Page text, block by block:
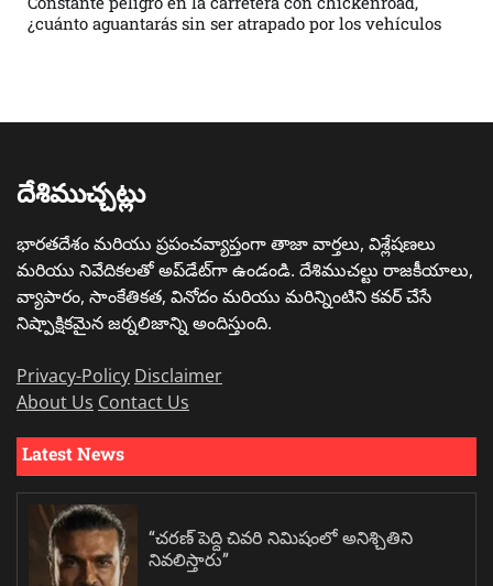
¿cuánto aguantarás sin ser atrapado por los vehículos
దేశిముచ్చట్లు
భారతదేశం మరియు ప్రపంచవ్యాప్తంగా తాజా వార్తలు, విశ్లేషణలు
మరియు నివేదికలతో అప్‌డేట్‌గా ఉండండి. దేశిముచల్టు రాజకీయాలు,
వ్యాపారం, సాంకేతికత, వినోదం మరియు మరిన్నింటిని కవర్ చేసే
నిష్పాక్షికమైన జర్నలిజాన్ని అందిస్తుంది.
Privacy-Policy Disclaimer
About Us Contact Us
Latest News
“చరణ్ పెద్ది చివరి నిమిషంలో అనిశ్చితిని
నివలిస్తారు”